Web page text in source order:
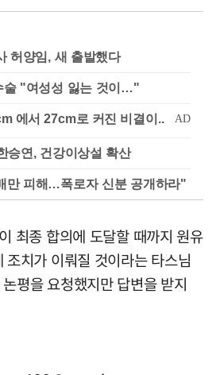
허양임, 새 출발했다
술 "여성성 잃는 것이…"
승연, 건강이상설 확산
만 피해…폭로자 신분 공개하라"
최종 합의에 도달할 때까지 원유
조치가 이뤄질 것이라는 타스님
평을 요청했지만 답변을 받지